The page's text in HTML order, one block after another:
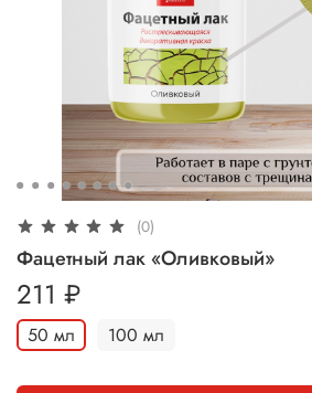
(0)
Фацетный лак «Оливковый»
211 ₽
50 мл 100 мл